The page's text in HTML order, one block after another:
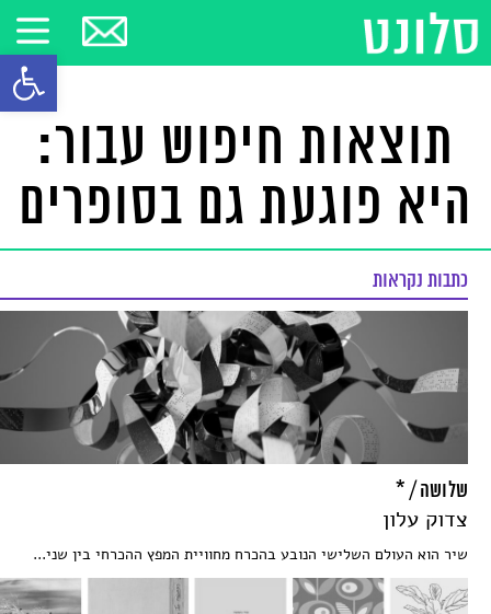
פתח
תוצאות חיפוש עבור:
היא פוגעת גם בסופרים
כתבות נקראות
שלושה / *
צדוק עלון
שיר הוא העולם השלישי הנובע בהכרח מחוויית המפץ ההכרחי בין שני...